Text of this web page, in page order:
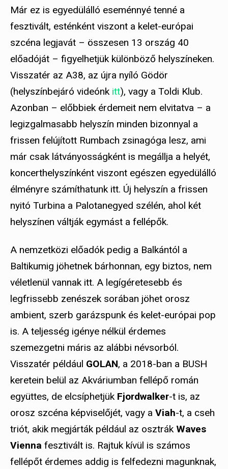
Már ez is egyedülálló eseménnyé tenné a
fesztivált, esténként viszont a kelet-európai
szcéna legjavát – összesen 13 ország 40
előadóját – figyelhetjük különböző helyszíneken.
Visszatér az A38, az újra nyíló Gödör
(helyszínbejáró videónk itt), vagy a Toldi Klub.
Azonban – előbbiek érdemeit nem elvitatva – a
legizgalmasabb helyszín minden bizonnyal a
frissen felújított Rumbach zsinagóga lesz, ami
már csak látványosságként is megállja a helyét,
koncerthelyszínként viszont egészen egyedülálló
élményre számíthatunk itt. Új helyszín a frissen
nyitó Turbina a Palotanegyed szélén, ahol két
helyszínen váltják egymást a fellépők.
A nemzetközi előadók pedig a Balkántól a
Baltikumig jöhetnek bárhonnan, egy biztos, nem
véletlenül vannak itt. A legígéretesebb és
legfrissebb zenészek sorában jöhet orosz
ambient, szerb garázspunk és kelet-európai pop
is. A teljesség igénye nélkül érdemes
szemezgetni máris az alábbi névsorból.
Visszatér például GOLAN, a 2018-ban a BUSH
keretein belül az Akváriumban fellépő román
együttes, de elcsíphetjük Fjordwalker-t is, az
orosz szcéna képviselőjét, vagy a Viah-t, a cseh
triót, akik megjárták például az osztrák Waves
Vienna fesztivált is. Rajtuk kívül is számos
fellépőt érdemes addig is felfedezni magunknak,